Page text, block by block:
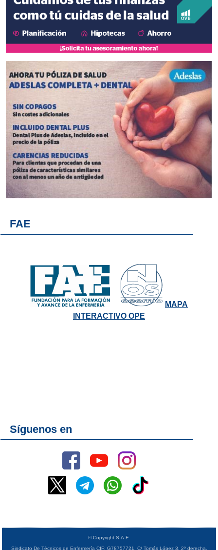
FAE
MAPA
INTERACTIVO OPE
Síguenos en
© Copyright S.A.E.
Sindicato De Técnicos de Enfermería CIF: G78757721. C/ Tomás López 3, 2º derecha,